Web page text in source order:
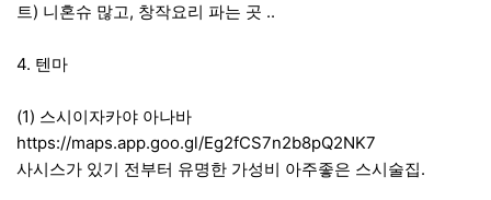
트) 니혼슈 많고, 창작요리 파는 곳 ..
4. 텐마
(1) 스시이자카야 아나바
https://maps.app.goo.gl/Eg2fCS7n2b8pQ2NK7
사시스가 있기 전부터 유명한 가성비 아주좋은 스시술집.